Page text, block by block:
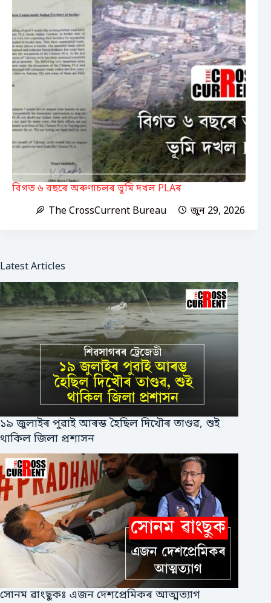
বিগত ৬ বছৰে অৰুণাচলৰ ভূমি দখল PLAৰ
The CrossCurrent Bureau
জুন 29, 2026
Latest Articles
১৯ জুলাইৰ পুৱাই আৰম্ভ হৈছিল দিখৌৰ তাণ্ডৱ, শুই
থাকিল জিলা প্ৰশাসন
সোনম ৱাংছুকঃ এজন দেশপ্ৰেমিকৰ আত্মত্যাগ